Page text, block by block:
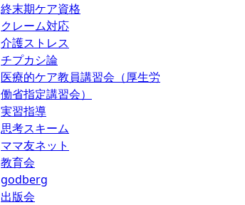
終末期ケア資格
クレーム対応
介護ストレス
チプカシ論
医療的ケア教員講習会（厚生労
働省指定講習会）
実習指導
思考スキーム
ママ友ネット
教育会
godberg
出版会